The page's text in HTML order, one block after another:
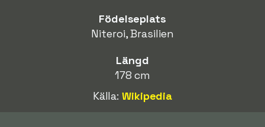
Födelseplats
Niteroi, Brasilien
Längd
178 cm
Källa:Wikipedia